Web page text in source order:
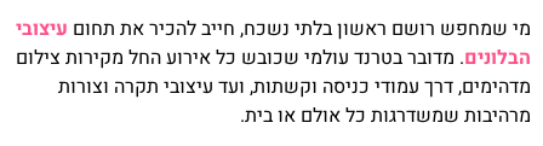
מי שמחפש רושם ראשון בלתי נשכח, חייב להכיר את תחום עיצובי
הבלונים. מדובר בטרנד עולמי שכובש כל אירוע החל מקירות צילום
מדהימים, דרך עמודי כניסה וקשתות, ועד עיצובי תקרה וצורות
מרהיבות שמשדרגות כל אולם או בית.